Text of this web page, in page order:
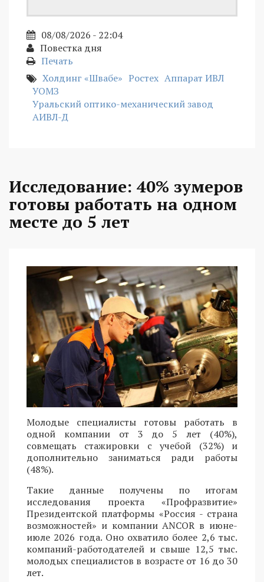
08/08/2026 - 22:04
Повестка дня
Печать
Холдинг «Швабе» Ростех Аппарат ИВЛ
УОМЗ
Уральский оптико-механический завод
АИВЛ-Д
Исследование: 40% зумеров
готовы работать на одном
месте до 5 лет
Молодые специалисты готовы работать в
одной компании от 3 до 5 лет (40%),
совмещать стажировки с учебой (32%) и
дополнительно заниматься ради работы
(48%).
Такие данные получены по итогам
исследования проекта «Профразвитие»
Президентской платформы «Россия - страна
возможностей» и компании ANCOR в июне-
июле 2026 года. Оно охватило более 2,6 тыс.
компаний-работодателей и свыше 12,5 тыс.
молодых специалистов в возрасте от 16 до 30
лет.